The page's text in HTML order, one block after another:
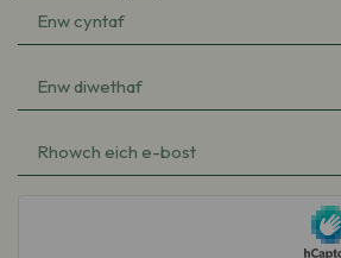
Enw
cyntaf
Enw
diwethaf
e-
bost